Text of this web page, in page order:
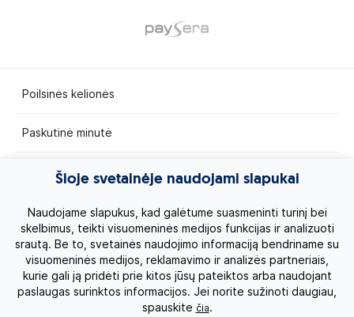
Poilsinės kelionės
Paskutinė minutė
Egzotinės kelionės
Kruizai
Kelionės po Lietuvą
Apie mus
Šioje svetainėje naudojami slapukai
Naudojame slapukus, kad galėtume suasmeninti turinį bei
skelbimus, teikti visuomeninės medijos funkcijas ir analizuoti
srautą. Be to, svetainės naudojimo informaciją bendriname su
visuomeninės medijos, reklamavimo ir analizės partneriais,
kurie gali ją pridėti prie kitos jūsų pateiktos arba naudojant
paslaugas surinktos informacijos. Jei norite sužinoti daugiau,
spauskite čia.